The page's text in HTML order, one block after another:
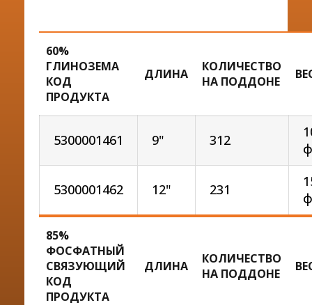
60%
ГЛИНОЗЕМА
КОД
ПРОДУКТА
ДЛИНА
КОЛИЧЕСТВО
НА ПОДДОНЕ
5300001461 9" 312
5300001462 12" 231
85%
ФОСФАТНЫЙ
СВЯЗУЮЩИЙ
КОД
ПРОДУКТА
ДЛИНА
КОЛИЧЕСТВО
НА ПОДДОНЕ